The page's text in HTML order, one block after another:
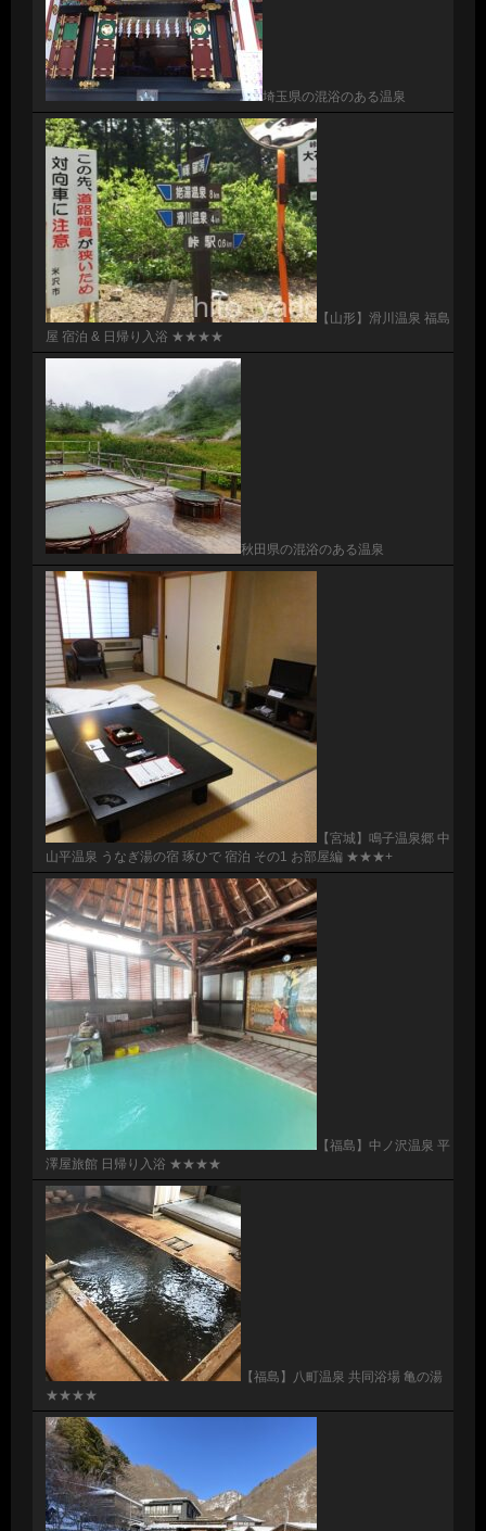
埼玉県の混浴のある温泉
【山形】滑川温泉 福島
屋 宿泊 & 日帰り入浴 ★★★★
秋田県の混浴のある温泉
【宮城】鳴子温泉郷 中
山平温泉 うなぎ湯の宿 琢ひで 宿泊 その1 お部屋編 ★★★+
【福島】中ノ沢温泉 平
澤屋旅館 日帰り入浴 ★★★★
【福島】八町温泉 共同浴場 亀の湯
★★★★